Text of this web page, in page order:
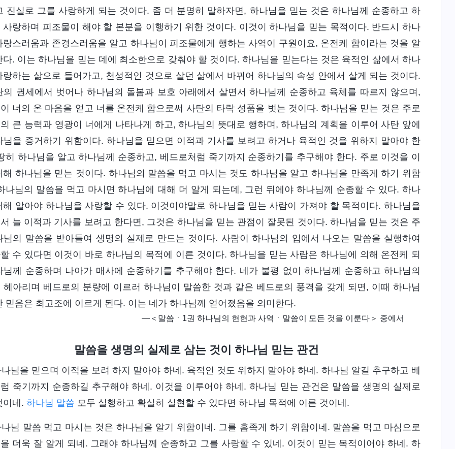
진실로 그를 사랑하게 되는 것이다. 좀 더 분명히 말하자면, 하나님을 믿는 것은 하나님께 순종하고 하
사랑하며 피조물이 해야 할 본분을 이행하기 위한 것이다. 이것이 하나님을 믿는 목적이다. 반드시 하나
랑스러움과 존경스러움을 알고 하나님이 피조물에게 행하는 사역이 구원이요, 온전케 함이라는 것을 알
다. 이는 하나님을 믿는 데에 최소한으로 갖춰야 할 것이다. 하나님을 믿는다는 것은 육적인 삶에서 하나
랑하는 삶으로 들어가고, 천성적인 것으로 살던 삶에서 바뀌어 하나님의 속성 안에서 살게 되는 것이다.
의 권세에서 벗어나 하나님의 돌봄과 보호 아래에서 살면서 하나님께 순종하고 육체를 따르지 않으며,
너의 온 마음을 얻고 너를 온전케 함으로써 사탄의 타락 성품을 벗는 것이다. 하나님을 믿는 것은 주로
큰 능력과 영광이 너에게 나타나게 하고, 하나님의 뜻대로 행하며, 하나님의 계획을 이루어 사탄 앞에
님을 증거하기 위함이다. 하나님을 믿으면 이적과 기사를 보려고 하거나 육적인 것을 위하지 말아야 한
히 하나님을 알고 하나님께 순종하고, 베드로처럼 죽기까지 순종하기를 추구해야 한다. 주로 이것을 이
해 하나님을 믿는 것이다. 하나님의 말씀을 먹고 마시는 것도 하나님을 알고 하나님을 만족게 하기 위함
나님의 말씀을 먹고 마시면 하나님에 대해 더 알게 되는데, 그런 뒤에야 하나님께 순종할 수 있다. 하나
해 알아야 하나님을 사랑할 수 있다. 이것이야말로 하나님을 믿는 사람이 가져야 할 목적이다. 하나님을
늘 이적과 기사를 보려고 한다면, 그것은 하나님을 믿는 관점이 잘못된 것이다. 하나님을 믿는 것은 주
님의 말씀을 받아들여 생명의 실제로 만드는 것이다. 사람이 하나님의 입에서 나오는 말씀을 실행하여
수 있다면 이것이 바로 하나님의 목적에 이른 것이다. 하나님을 믿는 사람은 하나님에 의해 온전케 되
님께 순종하며 나아가 매사에 순종하기를 추구해야 한다. 네가 불평 없이 하나님께 순종하고 하나님의
헤아리며 베드로의 분량에 이르러 하나님이 말씀한 것과 같은 베드로의 풍격을 갖게 되면, 이때 하나님
믿음은 최고조에 이르게 된다. 이는 네가 하나님께 얻어졌음을 의미한다.
―＜말씀ㆍ1권 하나님의 현현과 사역ㆍ말씀이 모든 것을 이룬다＞ 중에서
말씀을 생명의 실제로 삼는 것이 하나님 믿는 관건
님을 믿으며 이적을 보려 하지 말아야 하네. 육적인 것도 위하지 말아야 하네. 하나님 알길 추구하고 베
죽기까지 순종하길 추구해야 하네. 이것을 이루어야 하네. 하나님 믿는 관건은 말씀을 생명의 실제로
이네. 하나님 말씀 모두 실행하고 확실히 실현할 수 있다면 하나님 목적에 이른 것이네.
님 말씀 먹고 마시는 것은 하나님을 알기 위함이네. 그를 흡족게 하기 위함이네. 말씀을 먹고 마심으로
더욱 잘 알게 되네. 그래야 하나님께 순종하고 그를 사랑할 수 있네. 이것이 믿는 목적이어야 하네. 하